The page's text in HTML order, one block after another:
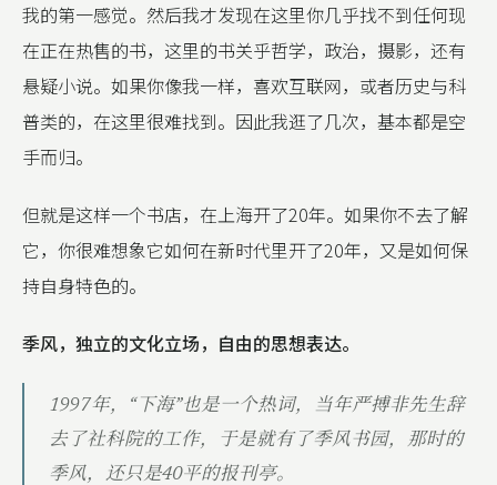
我的第一感觉。然后我才发现在这里你几乎找不到任何现
在正在热售的书，这里的书关乎哲学，政治，摄影，还有
悬疑小说。如果你像我一样，喜欢互联网，或者历史与科
普类的，在这里很难找到。因此我逛了几次，基本都是空
手而归。
但就是这样一个书店，在上海开了20年。如果你不去了解
它，你很难想象它如何在新时代里开了20年，又是如何保
持自身特色的。
季风，独立的文化立场，自由的思想表达。
1997年，“下海”也是一个热词，当年严搏非先生辞
去了社科院的工作，于是就有了季风书园，那时的
季风，还只是40平的报刊亭。